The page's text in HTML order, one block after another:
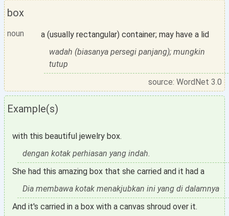
box
noun
a (usually rectangular) container; may have a lid
wadah (biasanya persegi panjang); mungkin
tutup
source: WordNet 3.0
Example(s)
with this beautiful jewelry box.
dengan kotak perhiasan yang indah.
She had this amazing box that she carried and it had a
Dia membawa kotak menakjubkan ini yang di dalamnya
And it's carried in a box with a canvas shroud over it.